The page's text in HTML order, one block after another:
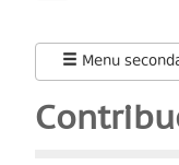
menuMenu